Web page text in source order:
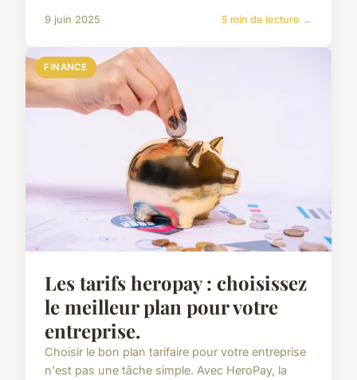
9 juin 2025 5 min de lecture →
FINANCE
Les tarifs heropay : choisissez
le meilleur plan pour votre
entreprise.
Choisir le bon plan tarifaire pour votre entreprise
n'est pas une tâche simple. Avec HeroPay, la